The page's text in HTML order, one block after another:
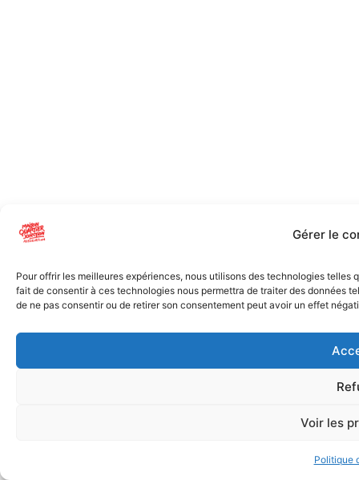
Gérer le
Pour offrir les meilleures expériences, nous utilisons des technologies
fait de consentir à ces technologies nous permettra de traiter des données
de ne pas consentir ou de retirer son consentement peut avoir un effet
Voir les
Politique